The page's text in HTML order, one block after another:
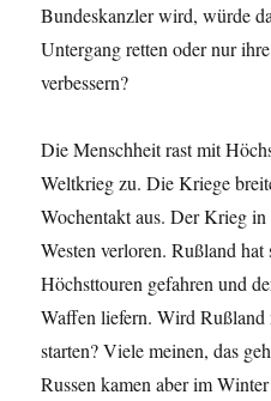
Bundeskanzler wird, würde
Untergang retten oder nur
verbessern?
Die Menschheit rast mit
Weltkrieg zu. Die Kriege
Wochentakt aus. Der Krieg
Westen verloren. Rußland
Höchsttouren gefahren und
Waffen liefern. Wird
starten? Viele meinen, das
Russen kamen aber im